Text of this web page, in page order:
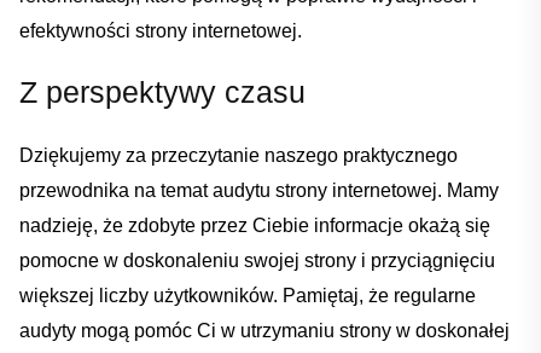
efektywności ‌strony internetowej.
Z⁣ perspektywy‌ czasu
Dziękujemy za ‍przeczytanie naszego praktycznego
przewodnika na temat audytu strony internetowej. Mamy
nadzieję, ‌że zdobyte⁤ przez Ciebie ⁤informacje okażą się
pomocne w doskonaleniu swojej strony i przyciągnięciu
większej liczby ⁤użytkowników. Pamiętaj, że regularne
audyty mogą pomóc Ci ‌w utrzymaniu strony w doskonałej